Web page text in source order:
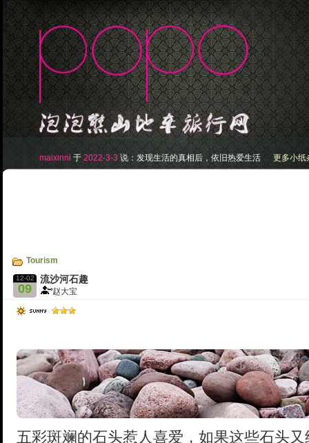
Tourism
12-02
09
流沙河石趣
赵大宝
五彩斑斓的石头惹人喜爱，如果这些石头
maixinni 于 2022-3-3说： 发现生活的真相后，依旧热爱生活 更多小纸